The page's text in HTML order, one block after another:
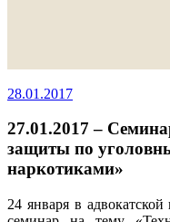
28.01.2017
27.01.2017 –
защиты по
наркотиками»
24 января в